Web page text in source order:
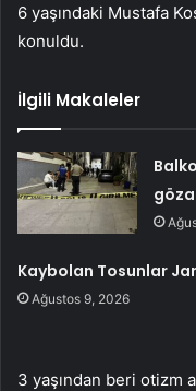
6 yaşındaki Mustafa
konuldu.
İlgili Makaleler
Kaybolan Tosunlar
Ağustos 9, 2026
3 yaşından beri otizm